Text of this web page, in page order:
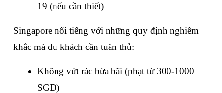
19 (nếu cần thiết)
Singapore nổi tiếng với những quy định nghiêm
khắc mà du khách cần tuân thủ:
Không vứt rác bừa bãi (phạt từ 300-1000
SGD)